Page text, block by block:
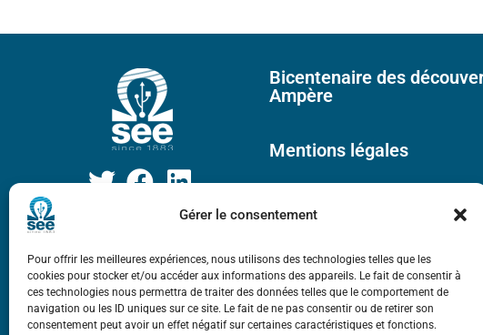
Gérer le consentement
Pour offrir les meilleures expériences, nous utilisons des technologies telles que les
cookies pour stocker et/ou accéder aux informations des appareils. Le fait de consentir à
ces technologies nous permettra de traiter des données telles que le comportement de
navigation ou les ID uniques sur ce site. Le fait de ne pas consentir ou de retirer son
consentement peut avoir un effet négatif sur certaines caractéristiques et fonctions.
Bicentenaire des
Ampère
Mentions légales